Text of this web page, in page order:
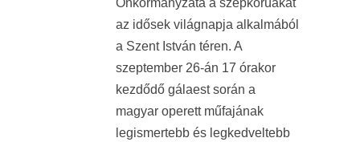
Önkormányzata a szépkorúakat
az idősek világnapja alkalmából
a Szent István téren. A
szeptember 26-án 17 órakor
kezdődő gálaest során a
magyar operett műfajának
legismertebb és legkedveltebb